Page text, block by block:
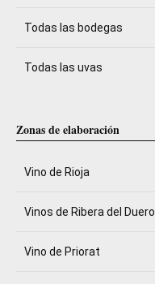
Todas las bodegas
Todas las uvas
Zonas de elaboración
Vino de Rioja
Vinos de Ribera del Duero
Vino de Priorat